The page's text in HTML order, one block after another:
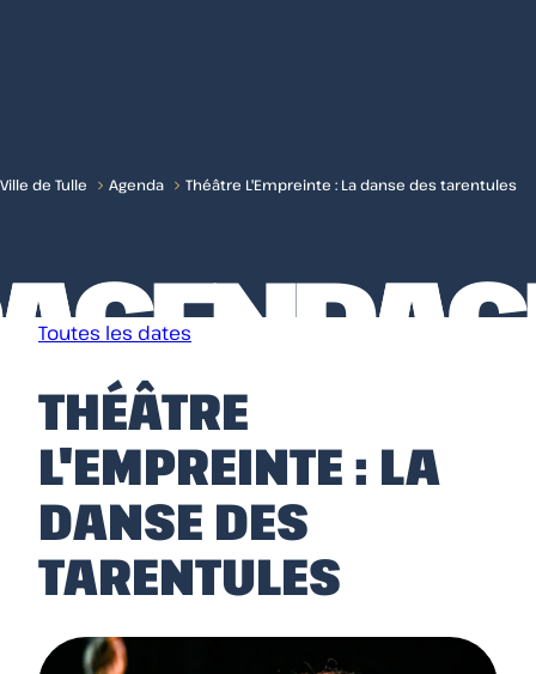
Ville de Tulle Agenda Théâtre L'Empreinte : La danse des tarentules
Toutes les dates
THÉÂTRE
L'EMPREINTE : LA
DANSE DES
TARENTULES